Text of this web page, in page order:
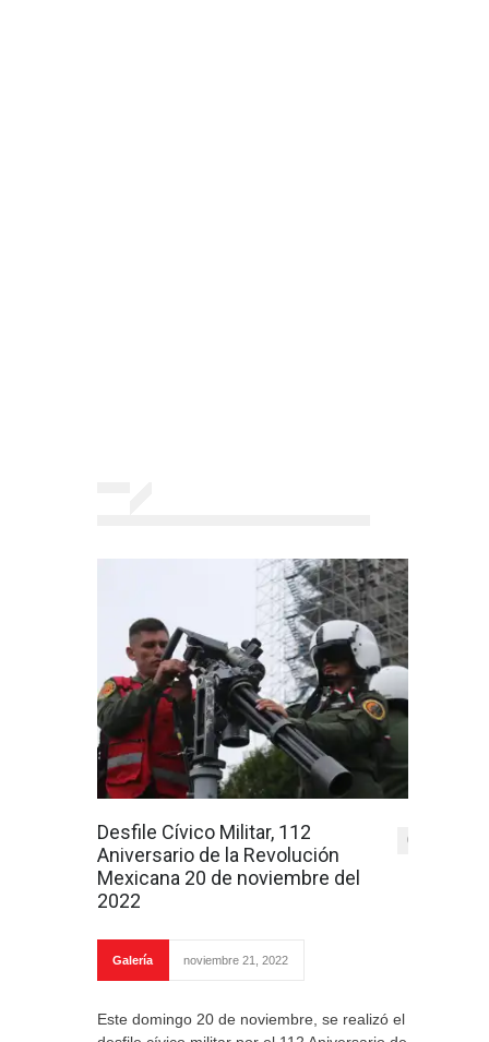
Desfile Cívico Militar, 112
Aniversario de la Revolución
Mexicana 20 de noviembre del
2022
0
Galería noviembre 21, 2022
Este domingo 20 de noviembre, se realizó el